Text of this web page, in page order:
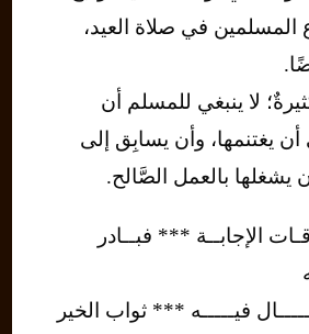
المسلمين في صلاة العيد،
لا ينبغي للمسلم أن
أن يغتنمها، وأن يسابِق إلى
يشغلها بالعمل الصَّالح.
الإجابــة *** فبــادر
فيـــــه *** ثواب الخير